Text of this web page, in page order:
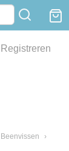
Registreren
Beenvissen
›